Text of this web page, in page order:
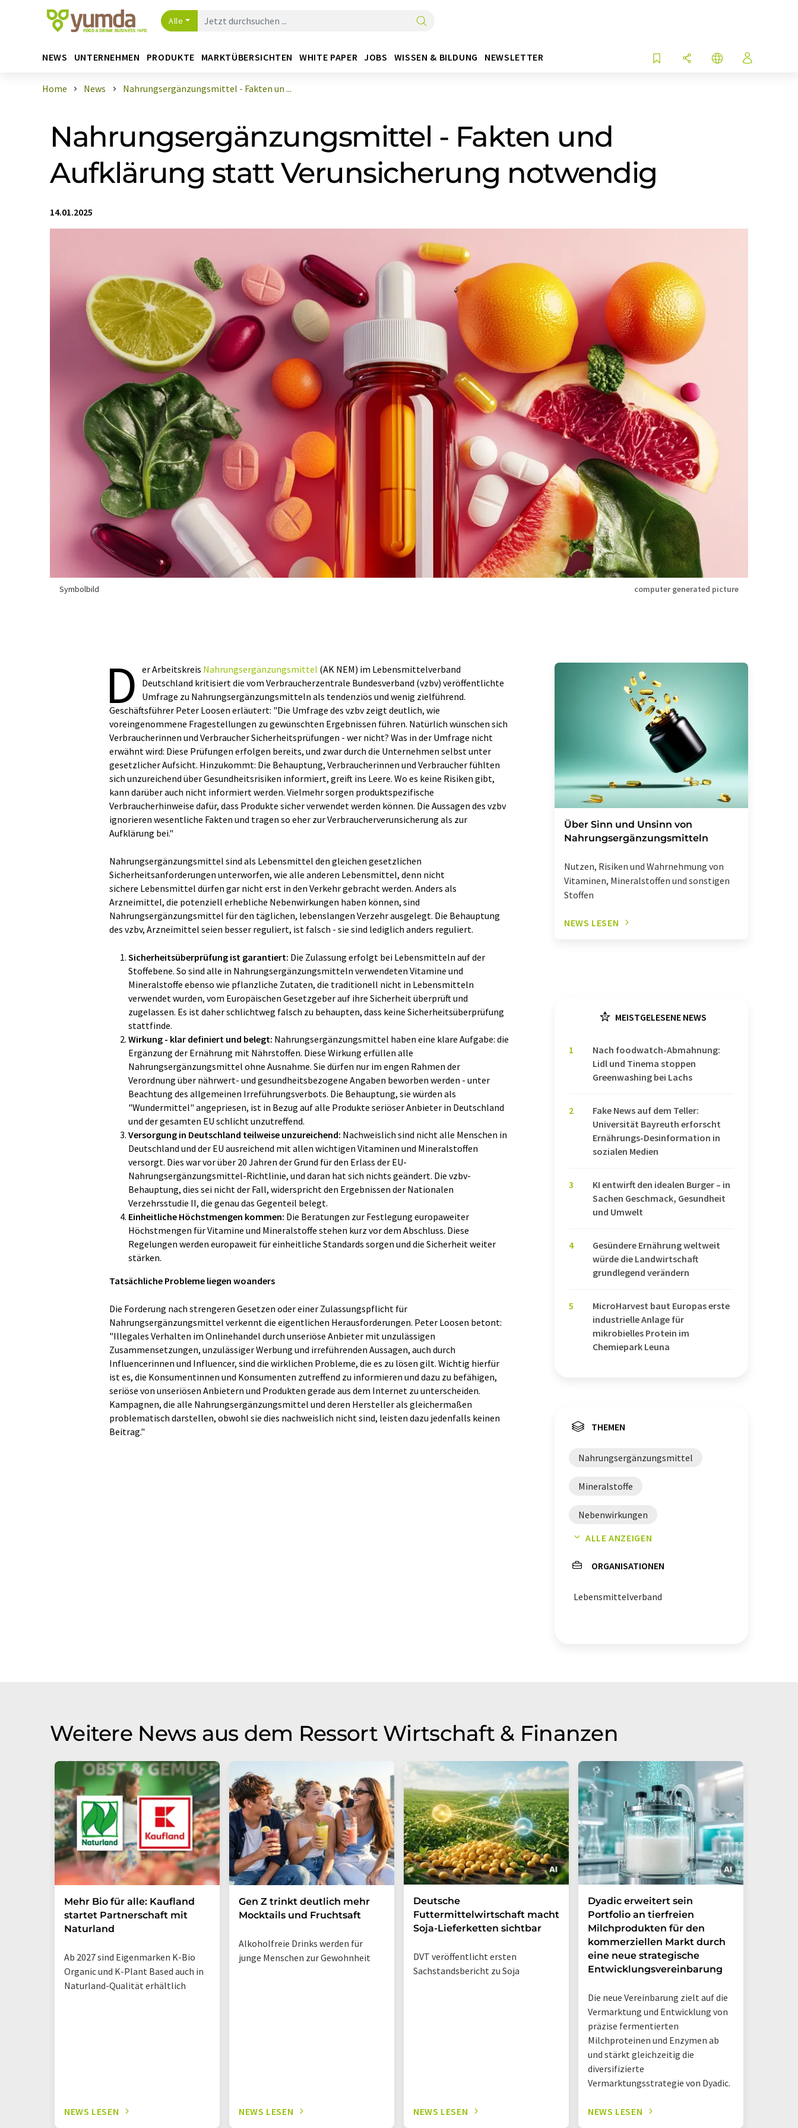
Alle
NEWS UNTERNEHMEN PRODUKTE MARKTÜBERSICHTEN WHITE PAPER JOBS WISSEN & BILDUNG NEWSLETTER
Home News Nahrungsergänzungsmittel - Fakten un ...
Nahrungsergänzungsmittel - Fakten und
Aufklärung statt Verunsicherung notwendig
14.01.2025
Symbolbild computer generated picture
D er Arbeitskreis Nahrungsergänzungsmittel (AK NEM) im Lebensmittelverband
Deutschland kritisiert die vom Verbraucherzentrale Bundesverband (vzbv) veröffentlichte
Umfrage zu Nahrungsergänzungsmitteln als tendenziös und wenig zielführend.
Geschäftsführer Peter Loosen erläutert: "Die Umfrage des vzbv zeigt deutlich, wie
voreingenommene Fragestellungen zu gewünschten Ergebnissen führen. Natürlich wünschen sich
Verbraucherinnen und Verbraucher Sicherheitsprüfungen - wer nicht? Was in der Umfrage nicht
erwähnt wird: Diese Prüfungen erfolgen bereits, und zwar durch die Unternehmen selbst unter
gesetzlicher Aufsicht. Hinzukommt: Die Behauptung, Verbraucherinnen und Verbraucher fühlten
sich unzureichend über Gesundheitsrisiken informiert, greift ins Leere. Wo es keine Risiken gibt,
kann darüber auch nicht informiert werden. Vielmehr sorgen produktspezifische
Verbraucherhinweise dafür, dass Produkte sicher verwendet werden können. Die Aussagen des vzbv
ignorieren wesentliche Fakten und tragen so eher zur Verbraucherverunsicherung als zur
Aufklärung bei."
Nahrungsergänzungsmittel sind als Lebensmittel den gleichen gesetzlichen
Sicherheitsanforderungen unterworfen, wie alle anderen Lebensmittel, denn nicht
sichere Lebensmittel dürfen gar nicht erst in den Verkehr gebracht werden. Anders als
Arzneimittel, die potenziell erhebliche Nebenwirkungen haben können, sind
Nahrungsergänzungsmittel für den täglichen, lebenslangen Verzehr ausgelegt. Die Behauptung
des vzbv, Arzneimittel seien besser reguliert, ist falsch - sie sind lediglich anders reguliert.
Sicherheitsüberprüfung ist garantiert: Die Zulassung erfolgt bei Lebensmitteln auf der
Stoffebene. So sind alle in Nahrungsergänzungsmitteln verwendeten Vitamine und
Mineralstoffe ebenso wie pflanzliche Zutaten, die traditionell nicht in Lebensmitteln
verwendet wurden, vom Europäischen Gesetzgeber auf ihre Sicherheit überprüft und
zugelassen. Es ist daher schlichtweg falsch zu behaupten, dass keine Sicherheitsüberprüfung
stattfinde.
Wirkung - klar definiert und belegt: Nahrungsergänzungsmittel haben eine klare Aufgabe: die
Ergänzung der Ernährung mit Nährstoffen. Diese Wirkung erfüllen alle
Nahrungsergänzungsmittel ohne Ausnahme. Sie dürfen nur im engen Rahmen der
Verordnung über nährwert- und gesundheitsbezogene Angaben beworben werden - unter
Beachtung des allgemeinen Irreführungsverbots. Die Behauptung, sie würden als
"Wundermittel" angepriesen, ist in Bezug auf alle Produkte seriöser Anbieter in Deutschland
und der gesamten EU schlicht unzutreffend.
Versorgung in Deutschland teilweise unzureichend: Nachweislich sind nicht alle Menschen in
Deutschland und der EU ausreichend mit allen wichtigen Vitaminen und Mineralstoffen
versorgt. Dies war vor über 20 Jahren der Grund für den Erlass der EU-
Nahrungsergänzungsmittel-Richtlinie, und daran hat sich nichts geändert. Die vzbv-
Behauptung, dies sei nicht der Fall, widerspricht den Ergebnissen der Nationalen
Verzehrsstudie II, die genau das Gegenteil belegt.
Einheitliche Höchstmengen kommen: Die Beratungen zur Festlegung europaweiter
Höchstmengen für Vitamine und Mineralstoffe stehen kurz vor dem Abschluss. Diese
Regelungen werden europaweit für einheitliche Standards sorgen und die Sicherheit weiter
stärken.
Tatsächliche Probleme liegen woanders
Die Forderung nach strengeren Gesetzen oder einer Zulassungspflicht für
Nahrungsergänzungsmittel verkennt die eigentlichen Herausforderungen. Peter Loosen betont:
"Illegales Verhalten im Onlinehandel durch unseriöse Anbieter mit unzulässigen
Zusammensetzungen, unzulässiger Werbung und irreführenden Aussagen, auch durch
Influencerinnen und Influencer, sind die wirklichen Probleme, die es zu lösen gilt. Wichtig hierfür
ist es, die Konsumentinnen und Konsumenten zutreffend zu informieren und dazu zu befähigen,
seriöse von unseriösen Anbietern und Produkten gerade aus dem Internet zu unterscheiden.
Kampagnen, die alle Nahrungsergänzungsmittel und deren Hersteller als gleichermaßen
problematisch darstellen, obwohl sie dies nachweislich nicht sind, leisten dazu jedenfalls keinen
Beitrag."
Über Sinn und Unsinn von
Nahrungsergänzungsmitteln
Nutzen, Risiken und Wahrnehmung von
Vitaminen, Mineralstoffen und sonstigen
Stoffen
NEWS LESEN
MEISTGELESENE NEWS
1
Nach foodwatch-Abmahnung:
Lidl und Tinema stoppen
Greenwashing bei Lachs
2
Fake News auf dem Teller:
Universität Bayreuth erforscht
Ernährungs-Desinformation in
sozialen Medien
3
KI entwirft den idealen Burger – in
Sachen Geschmack, Gesundheit
und Umwelt
4
Gesündere Ernährung weltweit
würde die Landwirtschaft
grundlegend verändern
5
MicroHarvest baut Europas erste
industrielle Anlage für
mikrobielles Protein im
Chemiepark Leuna
THEMEN
Nahrungsergänzungsmittel
Mineralstoffe
Nebenwirkungen
gesundheitsbezogene Angaben
Arzneimittel Sicherheit
ALLE ANZEIGEN
ORGANISATIONEN
Lebensmittelverband
Weitere News aus dem Ressort Wirtschaft & Finanzen
Mehr Bio für alle: Kaufland
startet Partnerschaft mit
Naturland
Ab 2027 sind Eigenmarken K-Bio
Organic und K-Plant Based auch in
Naturland-Qualität erhältlich
NEWS LESEN
Gen Z trinkt deutlich mehr
Mocktails und Fruchtsaft
Alkoholfreie Drinks werden für
junge Menschen zur Gewohnheit
NEWS LESEN
Deutsche
Futtermittelwirtschaft macht
Soja-Lieferketten sichtbar
DVT veröffentlicht ersten
Sachstandsbericht zu Soja
NEWS LESEN
Dyadic erweitert sein
Portfolio an tierfreien
Milchprodukten für den
kommerziellen Markt durch
eine neue strategische
Entwicklungsvereinbarung
Die neue Vereinbarung zielt auf die
Vermarktung und Entwicklung von
präzise fermentierten
Milchproteinen und Enzymen ab
und stärkt gleichzeitig die
diversifizierte
Vermarktungsstrategie von Dyadic.
NEWS LESEN